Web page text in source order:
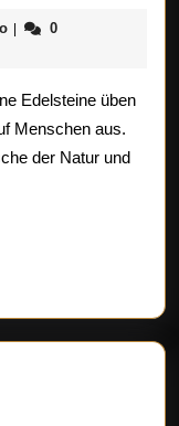
elsotanosellado
0
Edelsteine üben
Menschen aus.
der Natur und